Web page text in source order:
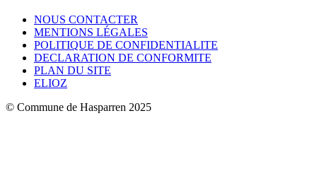
NOUS CONTACTER
MENTIONS LÉGALES
POLITIQUE DE CONFIDENTIALITE
DECLARATION DE CONFORMITE
PLAN DU SITE
ELIOZ
© Commune de Hasparren 2025